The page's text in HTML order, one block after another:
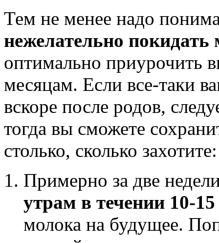
Тем не менее надо
нежелательно
оптимально приурочить
месяцам. Если все-таки
вскоре после родов,
тогда вы сможете
столько, сколько захотите:
Примерно за две
утрам в течении 10-
молока на будущее.